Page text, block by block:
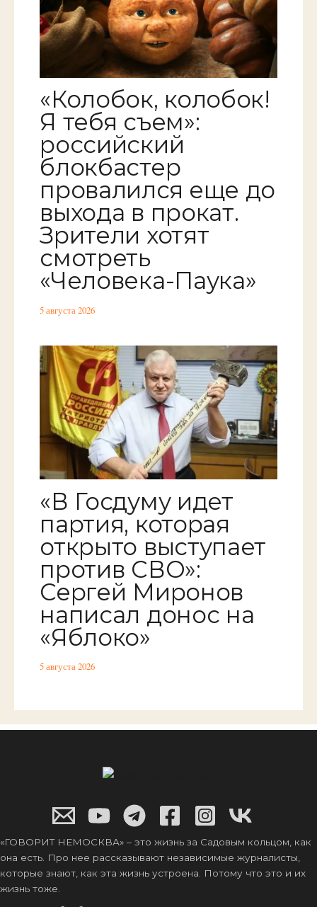
«Колобок, колобок!
Я тебя съем»:
российский
блокбастер
провалился еще до
выхода в прокат.
Зрители хотят
смотреть
«Человека-Паука»
5 августа 2026
«В Госдуму идет
партия, которая
открыто выступает
против СВО»:
Сергей Миронов
написал донос на
«Яблоко»
5 августа 2026
«ГОВОРИТ НЕМОСКВА» – это жизнь за Садовым кольцом, как
она есть. Про нее рассказывают независимые журналисты,
которые знают, как эта жизнь устроена. Потому что это и их
жизнь тоже.